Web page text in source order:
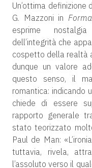
Un’ottima
G. Mazzoni in
esprime
dell’integrità che
cospetto della realtà
dunque un valore
questo senso, il
romantica: indicando
chiede di essere
rapporto generale
stato teorizzato
Paul de Man:
tuttavia, rivela,
l’assoluto verso il